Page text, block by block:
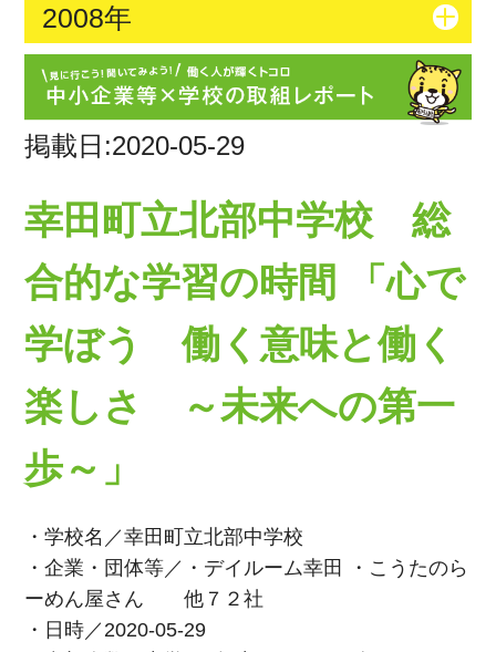
2008年
掲載日:2020-05-29
幸田町立北部中学校 総
合的な学習の時間 「心で
学ぼう 働く意味と働く
楽しさ ～未来への第一
歩～」
・学校名／幸田町立北部中学校
・企業・団体等／・デイルーム幸田 ・こうたのら
ーめん屋さん 他７２社
・日時／2020-05-29